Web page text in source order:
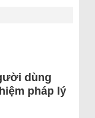
dùng
pháp lý